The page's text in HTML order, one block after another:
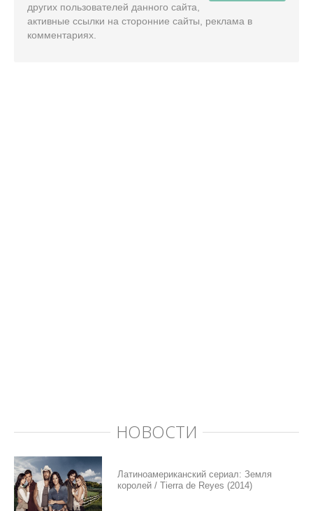
других пользователей данного сайта,
активные ссылки на сторонние сайты, реклама в
комментариях.
НОВОСТИ
Латиноамериканский сериал: Земля
королей / Tierra de Reyes (2014)